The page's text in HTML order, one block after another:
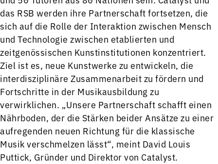
das RSB werden ihre Partnerschaft fortsetzen, die
sich auf die Rolle der Interaktion zwischen Mensch
und Technologie zwischen etablierten und
zeitgenössischen Kunstinstitutionen konzentriert.
Ziel ist es, neue Kunstwerke zu entwickeln, die
interdisziplinäre Zusammenarbeit zu fördern und
Fortschritte in der Musikausbildung zu
verwirklichen. „Unsere Partnerschaft schafft einen
Nährboden, der die Stärken beider Ansätze zu einer
aufregenden neuen Richtung für die klassische
Musik verschmelzen lässt“, meint David Louis
Puttick, Gründer und Direktor von Catalyst.